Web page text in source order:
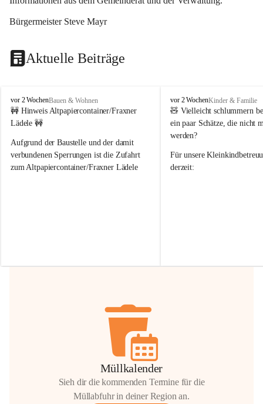
Bürgermeister Steve Mayr
Aktuelle Beiträge
F
r
a
e
r
n
vor 2 WochenBauen & Wohnen
🚧 Hinweis Altpapiercontainer/Fraxner
Lädele 🚧
Aufgrund der Baustelle und der damit
verbundenen Sperrungen ist die Zufahrt
zum Altpapiercontainer/Fraxner Lädele
Hilfsbereitschaft!
F
r
a
x
r
n
vor 2 WochenKinder & Familie
🧸 Vielleicht schlummern
ein paar Schätze, die nicht
werden?
Für unsere
derzeit:
Müllkalender
Sieh dir die kommenden Termine für die
Müllabfuhr in deiner Region an.